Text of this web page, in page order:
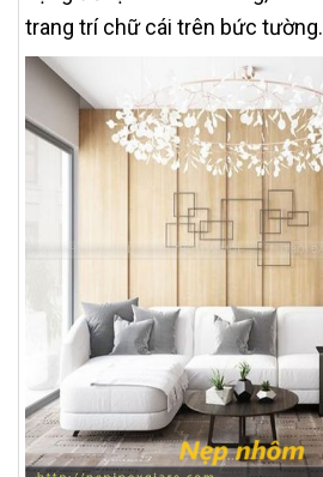
trang trí chữ cái trên bức tường.